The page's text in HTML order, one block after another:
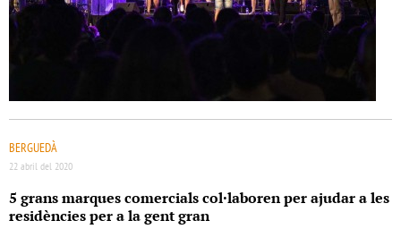
BERGUEDÀ
22 abril del 2020
5 grans marques comercials col·laboren per ajudar a les
residències per a la gent gran